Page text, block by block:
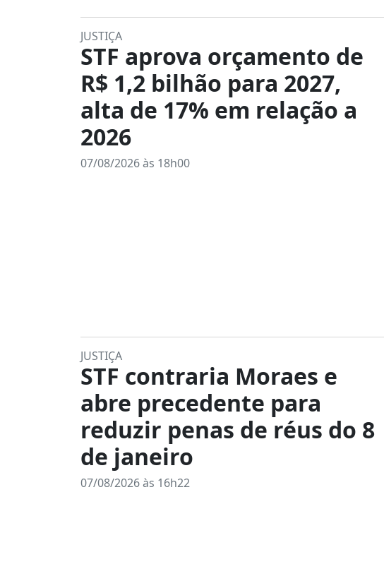
JUSTIÇA
STF aprova orçamento de
R$ 1,2 bilhão para 2027,
alta de 17% em relação a
2026
07/08/2026 às 18h00
JUSTIÇA
STF contraria Moraes e
abre precedente para
reduzir penas de réus do 8
de janeiro
07/08/2026 às 16h22